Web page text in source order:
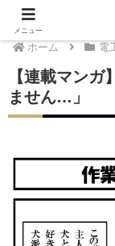
ホーム 電
【連載マン
ません…」
メニュー